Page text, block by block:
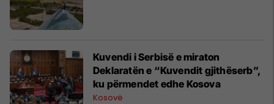
Kuvendi i Serbisë e miraton
Deklaratën e “Kuvendit gjithëserb”,
ku përmendet edhe Kosova
Kosovë